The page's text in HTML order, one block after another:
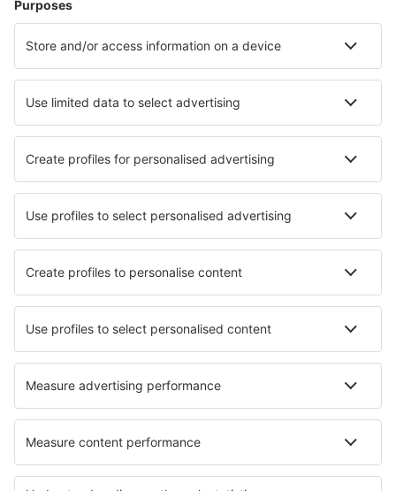
Unterkunft in Kopenhagen Unterkunft in Blavand
Unterkunft in Oksbøl Unterkunft in Rønde
Unterkunft in Ålbæk Unterkunft in Højslev
Die besten Unterkünfte - Städte
Unterkunft in Parga Unterkunft in Gerlosberg
Unterkunft in Cervera de Buitrago Unterkunft in Vathy
Unterkunft in Le Blanc-Mesnil
Unterkunft in Marina di Varcaturo Unterkunft in Mammern
Unterkunft in Monte Rozas
Die besten Unterkünfte - Regionen
Unterkunft auf Lolland-Falster Unterkunft in Faroe Islands